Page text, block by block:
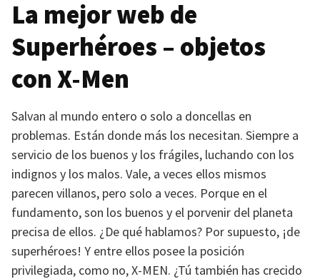
La mejor web de
Superhéroes – objetos
con X-Men
Salvan al mundo entero o solo a doncellas en
problemas. Están donde más los necesitan. Siempre a
servicio de los buenos y los frágiles, luchando con los
indignos y los malos. Vale, a veces ellos mismos
parecen villanos, pero solo a veces. Porque en el
fundamento, son los buenos y el porvenir del planeta
precisa de ellos. ¿De qué hablamos? Por supuesto, ¡de
superhéroes! Y entre ellos posee la posición
privilegiada, como no,X-MEN. ¿Tú también has crecido